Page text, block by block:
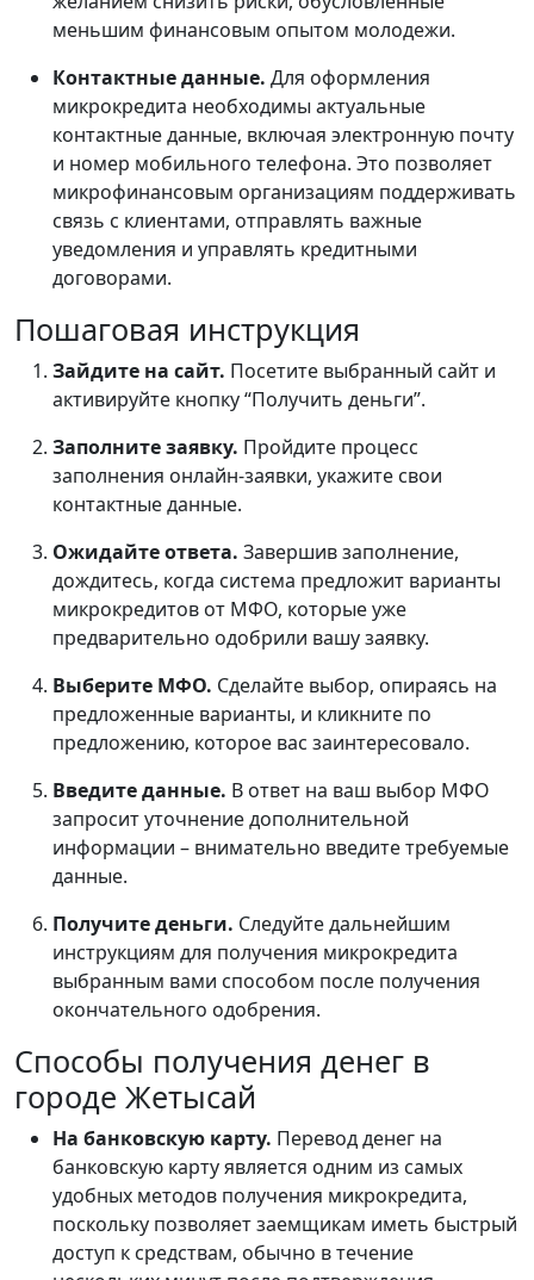
меньшим финансовым опытом молодежи.
Контактные данные. Для оформления
микрокредита необходимы актуальные
контактные данные, включая электронную почту
и номер мобильного телефона. Это позволяет
микрофинансовым организациям поддерживать
связь с клиентами, отправлять важные
уведомления и управлять кредитными
договорами.
Пошаговая инструкция
Зайдите на сайт. Посетите выбранный сайт и
активируйте кнопку “Получить деньги”.
Заполните заявку. Пройдите процесс
заполнения онлайн-заявки, укажите свои
контактные данные.
Ожидайте ответа. Завершив заполнение,
дождитесь, когда система предложит варианты
микрокредитов от МФО, которые уже
предварительно одобрили вашу заявку.
Выберите МФО. Сделайте выбор, опираясь на
предложенные варианты, и кликните по
предложению, которое вас заинтересовало.
Введите данные. В ответ на ваш выбор МФО
запросит уточнение дополнительной
информации – внимательно введите требуемые
данные.
Получите деньги. Следуйте дальнейшим
инструкциям для получения микрокредита
выбранным вами способом после получения
окончательного одобрения.
Способы получения денег в
городе Жетысай
На банковскую карту. Перевод денег на
банковскую карту является одним из самых
удобных методов получения микрокредита,
поскольку позволяет заемщикам иметь быстрый
доступ к средствам, обычно в течение